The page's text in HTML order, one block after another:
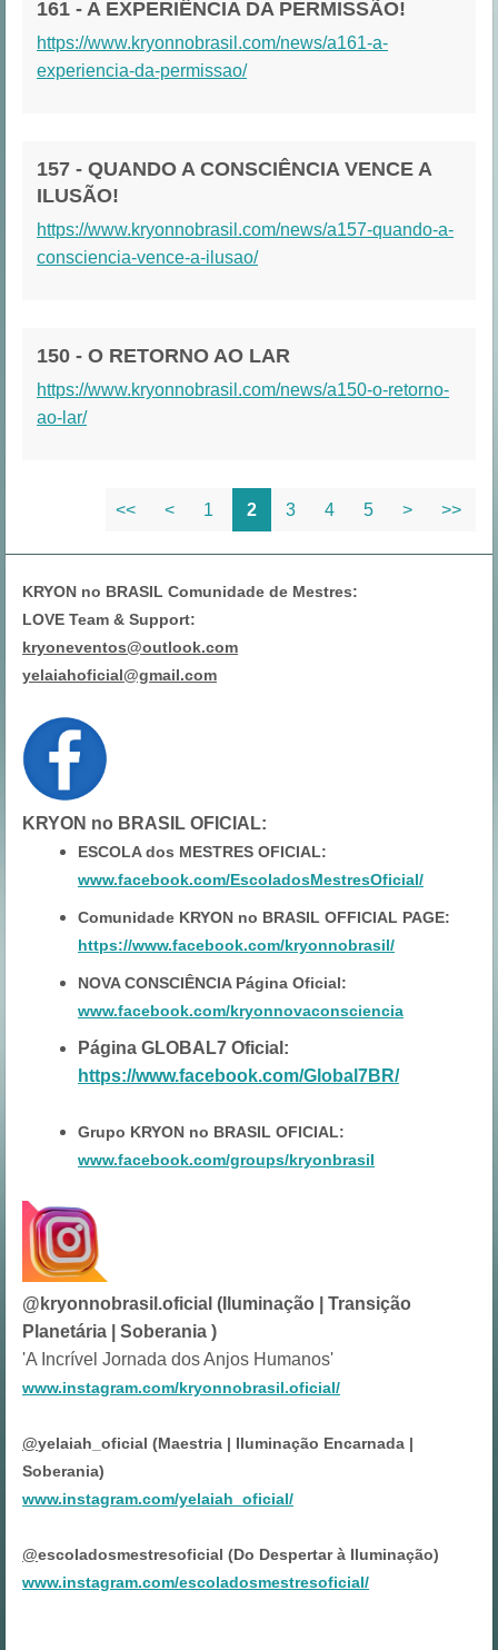
161 - A EXPERIÊNCIA DA PERMISSÃO!
https://www.kryonnobrasil.com/news/a161-a-
experiencia-da-permissao/
157 - QUANDO A CONSCIÊNCIA VENCE A
ILUSÃO!
https://www.kryonnobrasil.com/news/a157-quando-a-
consciencia-vence-a-ilusao/
150 - O RETORNO AO LAR
https://www.kryonnobrasil.com/news/a150-o-retorno-
ao-lar/
<< < 1 2 3 4 5 > >>
KRYON no BRASIL Comunidade de Mestres:
LOVE Team & Support:
kryoneventos@outlook.com
yelaiahoficial@gmail.com
KRYON no BRASIL OFICIAL:
ESCOLA dos MESTRES OFICIAL:
www.facebook.com/EscoladosMestresOficial/
Comunidade KRYON no BRASIL OFFICIAL PAGE:
https://www.facebook.com/kryonnobrasil/
NOVA CONSCIÊNCIA Página Oficial:
www.facebook.com/kryonnovaconsciencia
Página GLOBAL7 Oficial:
https://www.facebook.com/Global7BR/
Grupo KRYON no BRASIL OFICIAL:
www.facebook.com/groups/kryonbrasil
@kryonnobrasil.oficial (Iluminação | Transição
Planetária | Soberania )
'A Incrível Jornada dos Anjos Humanos'
www.instagram.com/kryonnobrasil.oficial/
@yelaiah_oficial (Maestria | Iluminação Encarnada |
Soberania)
www.instagram.com/yelaiah_oficial/
@escoladosmestresoficial (Do Despertar à Iluminação)
www.instagram.com/escoladosmestresoficial/